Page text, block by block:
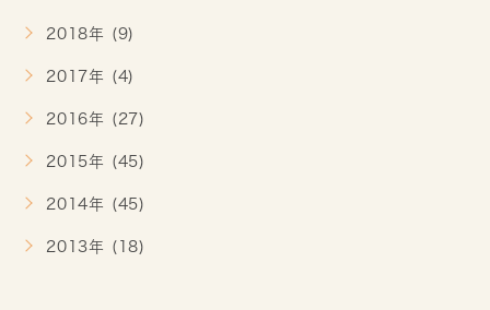
2018年 (9)
2017年 (4)
2016年 (27)
2015年 (45)
2014年 (45)
2013年 (18)